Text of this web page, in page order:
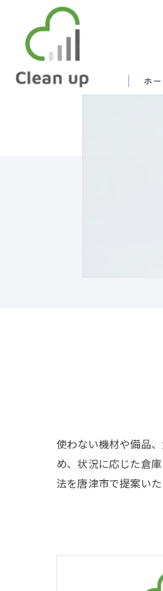
ホ
使わない機材や備品
め、状況に応じた倉
法を唐津市で提案いた